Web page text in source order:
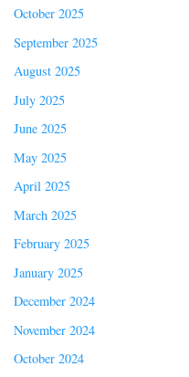
October 2025
September 2025
August 2025
July 2025
June 2025
May 2025
April 2025
March 2025
February 2025
January 2025
December 2024
November 2024
October 2024